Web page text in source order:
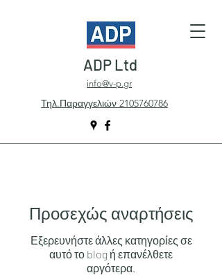
ADP Ltd
info@v-p.gr
Τηλ.Παραγγελιών 2105760786
Προσεχώς αναρτήσεις
Εξερευνήστε άλλες κατηγορίες σε
αυτό το blog ή επανέλθετε
αργότερα.